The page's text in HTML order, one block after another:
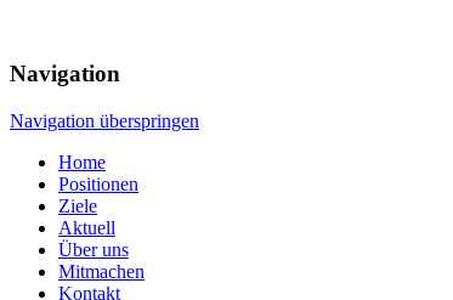
Navigation
Navigation überspringen
Home
Positionen
Ziele
Aktuell
Über uns
Mitmachen
Kontakt